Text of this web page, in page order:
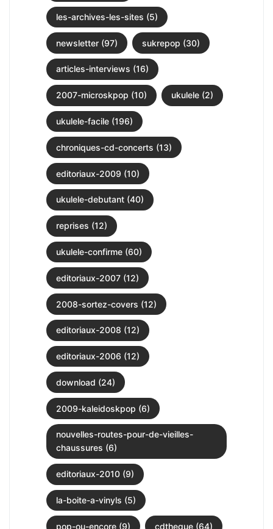
les-archives-les-sites (5)
newsletter (97) sukrepop (30)
articles-interviews (16)
2007-microskpop (10) ukulele (2)
ukulele-facile (196)
chroniques-cd-concerts (13)
editoriaux-2009 (10)
ukulele-debutant (40)
reprises (12)
ukulele-confirme (60)
editoriaux-2007 (12)
2008-sortez-covers (12)
editoriaux-2008 (12)
editoriaux-2006 (12)
download (24)
2009-kaleidoskpop (6)
nouvelles-routes-pour-de-vieilles-
chaussures (6)
editoriaux-2010 (9)
la-boite-a-vinyls (5)
pop-ou-encore (9) cdtheque (64)